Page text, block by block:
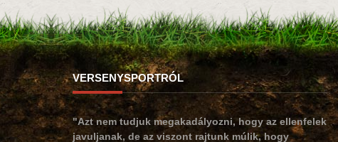
VERSENYSPORTRÓL
"Azt nem tudjuk megakadályozni, hogy az ellenfelek
javuljanak, de az viszont rajtunk múlik, hogy